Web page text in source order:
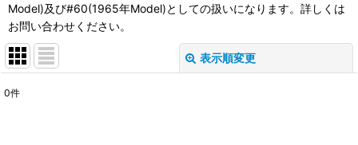
Model)及び#60(1965年Model)としての扱いになります。詳しくは
お問い合わせください。
表示順変更
表示数
0件